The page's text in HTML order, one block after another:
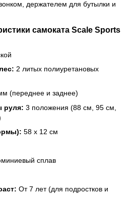
держателем для бутылки и
самоката Scale Sports
2 литых полиуретановых
(переднее и заднее)
руля: 3 положения (88 см, 95 см,
58 х 12 см
сплав
От 7 лет (для подростков и